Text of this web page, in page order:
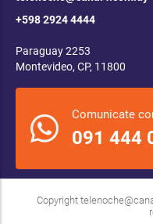
+598 2924 4444
Paraguay 2253
Montevideo, CP, 11800
Comunicate
091 444
Copyright